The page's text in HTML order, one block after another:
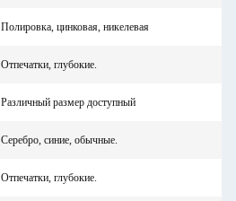
Полировка, цинковая, никелевая
Отпечатки, глубокие.
Различный размер доступный
Серебро, синие, обычные.
Отпечатки, глубокие.